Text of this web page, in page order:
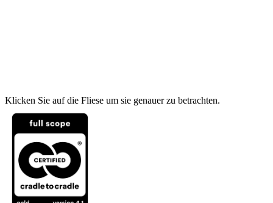
Klicken Sie auf die Fliese um sie genauer zu betrachten.